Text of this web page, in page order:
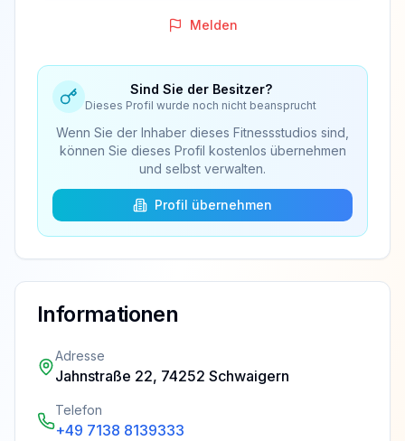
Melden
Sind Sie der Besitzer?
Dieses Profil wurde noch nicht beansprucht
Wenn Sie der Inhaber dieses Fitnessstudios sind,
können Sie dieses Profil kostenlos übernehmen
und selbst verwalten.
Profil übernehmen
Informationen
Adresse
Jahnstraße 22, 74252 Schwaigern
Telefon
+49 7138 8139333